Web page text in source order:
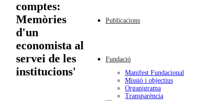
Publicacions
Fundació
Manifest Fundacional
Missió i objectius
Organigrama
Transparència
comptes:
Memòries
d'un
economista al
servei de les
institucions'